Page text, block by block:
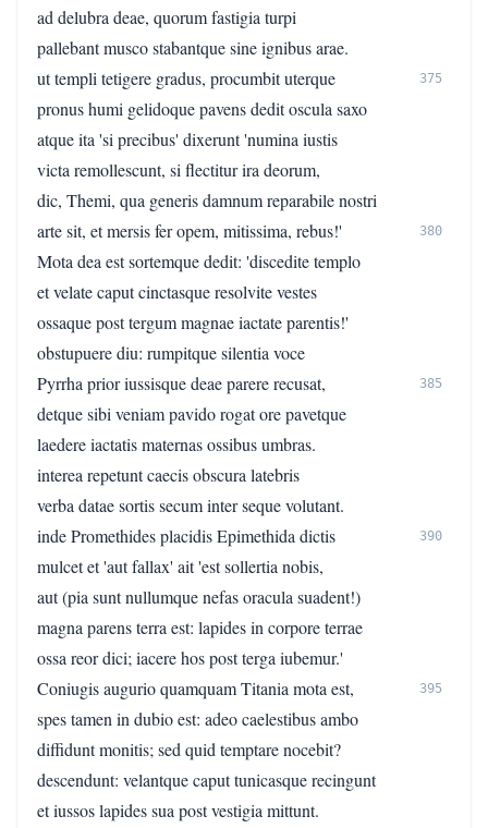
ad delubra deae, quorum fastigia turpi
pallebant musco stabantque sine ignibus arae.
ut templi tetigere gradus, procumbit uterque
375
pronus humi gelidoque pavens dedit oscula saxo
atque ita 'si precibus' dixerunt 'numina iustis
victa remollescunt, si flectitur ira deorum,
dic, Themi, qua generis damnum reparabile nostri
arte sit, et mersis fer opem, mitissima, rebus!'
380
Mota dea est sortemque dedit: 'discedite templo
et velate caput cinctasque resolvite vestes
ossaque post tergum magnae iactate parentis!'
obstupuere diu: rumpitque silentia voce
Pyrrha prior iussisque deae parere recusat,
385
detque sibi veniam pavido rogat ore pavetque
laedere iactatis maternas ossibus umbras.
interea repetunt caecis obscura latebris
verba datae sortis secum inter seque volutant.
inde Promethides placidis Epimethida dictis
390
mulcet et 'aut fallax' ait 'est sollertia nobis,
aut (pia sunt nullumque nefas oracula suadent!)
magna parens terra est: lapides in corpore terrae
ossa reor dici; iacere hos post terga iubemur.'
Coniugis augurio quamquam Titania mota est,
395
spes tamen in dubio est: adeo caelestibus ambo
diffidunt monitis; sed quid temptare nocebit?
descendunt: velantque caput tunicasque recingunt
et iussos lapides sua post vestigia mittunt.